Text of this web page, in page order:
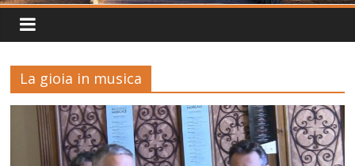
La gioia in musica